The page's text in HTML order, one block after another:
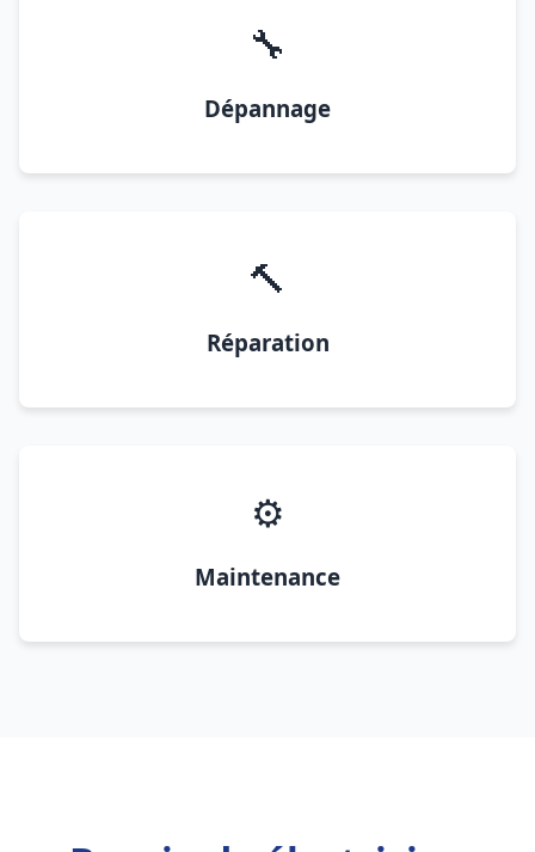
🔧
Dépannage
🔨
Réparation
⚙️
Maintenance